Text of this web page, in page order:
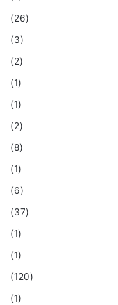
(26)
(3)
(2)
(1)
(1)
(2)
(8)
(1)
(6)
(37)
(1)
(1)
(120)
(1)